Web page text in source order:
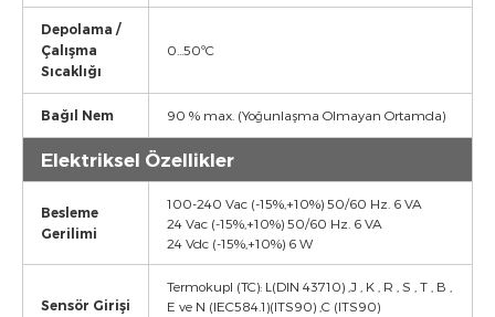
Depolama /
Çalışma
Sıcaklığı
0...50ºC
Bağıl Nem 90 % max. (Yoğunlaşma Olmayan Ortamda)
Elektriksel Özellikler
Besleme
Gerilimi
100-240 Vac (-15%,+10%) 50/60 Hz. 6 VA
24 Vac (-15%,+10%) 50/60 Hz. 6 VA
24 Vdc (-15%,+10%) 6 W
Sensör Girişi
Termokupl (TC): L(DIN 43710) ,J , K , R , S , T , B ,
E ve N (IEC584.1)(ITS90) ,C (ITS90)